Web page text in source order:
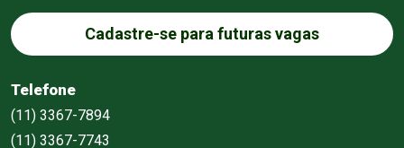
Cadastre-se para futuras vagas
Telefone
(11) 3367-7894
(11) 3367-7743